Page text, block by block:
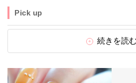
Pick up
続きを読む